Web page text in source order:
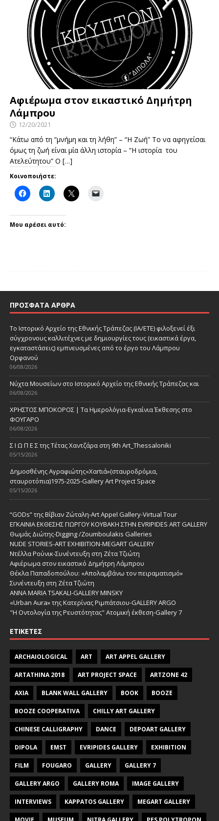
Αφιέρωμα στον εικαστικό Δημήτρη
Λάμπρου
12/20/2021
“Κάτω από τη “μνήμη και τη λήθη” – “Η Ζωή” Το να αφηγείσαι
όμως τη ζωή είναι μία άλλη ιστορία – “Η ιστορία του
Ατελεύτητου” Ο […]
Κοινοποιήστε:
Μου αρέσει αυτό:
ΠΡΌΣΦΑΤΑ ΆΡΘΡΑ
Το Ιστορικό Αρχείο της Εθνικής Τράπεζας (ΙΑ/ΕΤΕ) φιλοξενεί έξι
σύγχρονους καλλιτέχνες με δημιουργίες τους (εικαστικά έργα,
εγκαταστάσεις) εμπνευσμένες από το έργο του Λάμπρου
Ορφανού
06/08/2026
Νύχτα Μουσείων στο Ιστορικό Αρχείο της Εθνικής Τράπεζας και
06/08/2026
ΧΡΗΣΤΟΣ ΜΠΟΚΟΡΟΣ | Τα Ημερολόγια-Εγκαίνια Έκθεσης στο
ΦΟΥΓΑΡΟ
06/08/2026
Σ Ι Ω Π Ε Σ της Τέτας Χαντζάρα στη 9th Art_Thessaloniki
05/15/2026
Δημοσθένης Αγραφιώτης«Xαrtιά»(σταυροδρόμια,
σταυροτόπια)1975-2025-Gallery Art Project Space
05/15/2026
“GODs” της Βίβιαν Ζώταλη-Art Appel Gallery-Virtual Tour
ΕΓΚΑΙΝΙΑ ΕΚΘΕΣΗΣ ΓΙΩΡΓΟΥ ΚΟΥΒΑΚΗ ΣΤΗΝ EVRIPIDES ART GALLERY
Θωμάς Διώτης-Digging /Zoumboulakis Galleries
NUDE STORIES-ΑRT EXHIBITION-MEGART GALLERY
Ντέλλα Ρούνικ-Συνέντευξη στη Ζέτα Τζιώτη
Αφιέρωμα στον εικαστικό Δημήτρη Λάμπρου
Θέκλα Παπαδοπούλου: «Απολαμβάνω τον πειραματισμό»
Συνέντευξη στη Ζέτα Τζιώτη
ANNA MARIA TSAKALI-GALLERY MINSKY
«Urban Aura» της Κατερίνας Ριμπάτσιου-GALLERY ARGO
"Η Οντολογία της Ρευστότητας" Ατομική έκθεση-Gallery 7
ΕΤΙΚΈΤΕΣ
ARCHAIOLOGICAL ART ART APPEL GALLERY
ARTATHINA 2018 ART PROJECT SPACE ARTZONE 42
AXIA BLANK WALL GALLERY BOOK BOOZE
BOOZE COOPERATIVA CHILLY ART GALLERY
CHINESE CALLIGRAPHY DANCE DEPOART GALLERY
DIPOLA EMST EVRIPIDES GALLERY EXHIBITION
FILM FOUGARO GALLERY GALLERY 7
GALLERY ARGO GALLERY ROMA IMAGE GALLERY
INTERVIEWS KAPPATOS GALLERY MEGART GALLERY